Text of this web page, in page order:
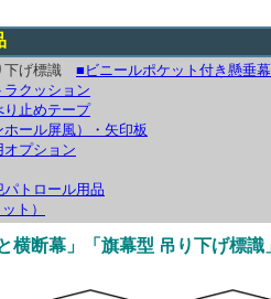
下げ標識 ■ビニールポケット付き懸垂幕
クッション
止めテープ
ール屏風）・矢印板
プション
トロール用品
ト）
横断幕」「旗幕型 吊り下げ標識